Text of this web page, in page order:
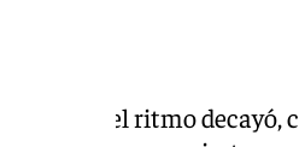
el ritmo